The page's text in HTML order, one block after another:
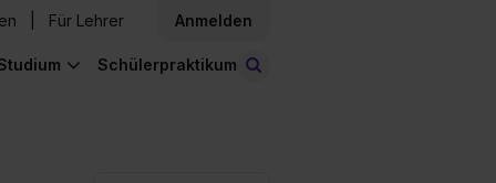
Für Lehrer Anmelden
Schülerpraktikum